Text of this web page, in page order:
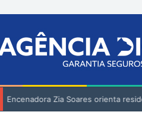
Encenadora Zia Soares orienta